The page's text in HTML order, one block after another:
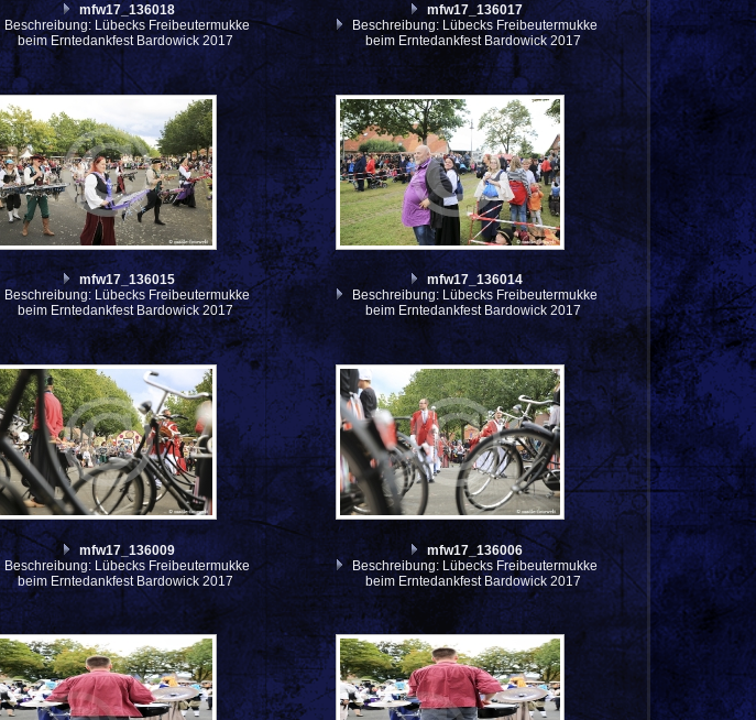
mfw17_136018
Beschreibung: Lübecks Freibeutermukke
beim Erntedankfest Bardowick 2017
mfw17_136017
Beschreibung: Lübecks Freibeutermukke
beim Erntedankfest Bardowick 2017
mfw17_136015
Beschreibung: Lübecks Freibeutermukke
beim Erntedankfest Bardowick 2017
mfw17_136014
Beschreibung: Lübecks Freibeutermukke
beim Erntedankfest Bardowick 2017
mfw17_136009
Beschreibung: Lübecks Freibeutermukke
beim Erntedankfest Bardowick 2017
mfw17_136006
Beschreibung: Lübecks Freibeutermukke
beim Erntedankfest Bardowick 2017